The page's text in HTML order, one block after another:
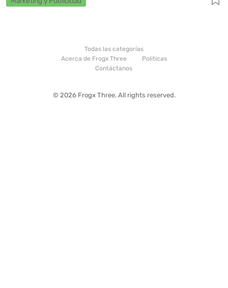
Todas las categorías
Acerca de Frogx Three
Politicas
Contáctanos
© 2026 Frogx Three. All rights reserved.